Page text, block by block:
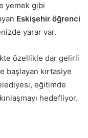
yemek gibi
Eskişehir öğrenci
yarar var.
özellikle dar gelirli
başlayan kırtasiye
eğitimde
hedefliyor.